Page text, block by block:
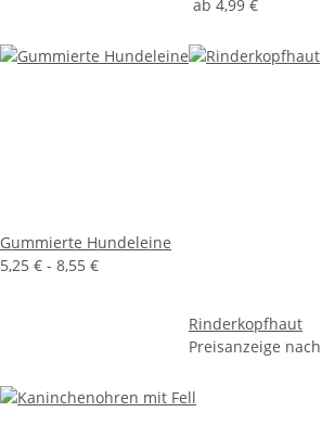
ab 4,99 €
Gummierte Hundeleine
5,25 € - 8,55 €
Rinderkopfhaut
Preisanzeige